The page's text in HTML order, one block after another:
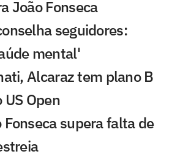
João Fonseca
seguidores:
mental'
Alcaraz tem plano B
Open
supera falta de